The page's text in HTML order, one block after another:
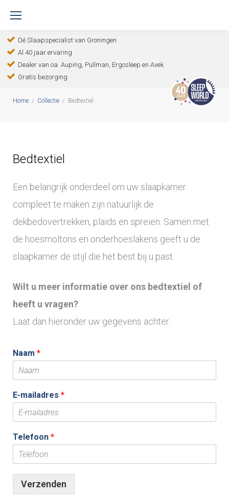
Dé Slaapspecialist van Groningen
Al 40 jaar ervaring
Dealer van oa. Auping, Pullman, Ergosleep en Avek
Gratis bezorging
Home / Collectie / Bedtextiel
Bedtextiel
Een belangrijk onderdeel om uw slaapkamer
compleet te maken zijn natuurlijk de
dekbedovertrekken, plaids en spreien. Samen met
de hoesmoltons en onderhoeslakens geeft u de
slaapkamer de stijl die het best bij u past.
Wilt u meer informatie over ons bedtextiel of
heeft u vragen?
Laat dan hieronder uw gegevens achter.
Naam *
E-mailadres *
Telefoon *
Verzenden